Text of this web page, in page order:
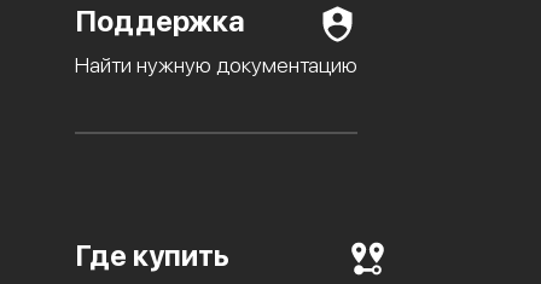
Поддержка
Найти нужную документацию
Где купить